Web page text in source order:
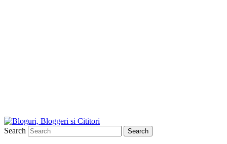
Search